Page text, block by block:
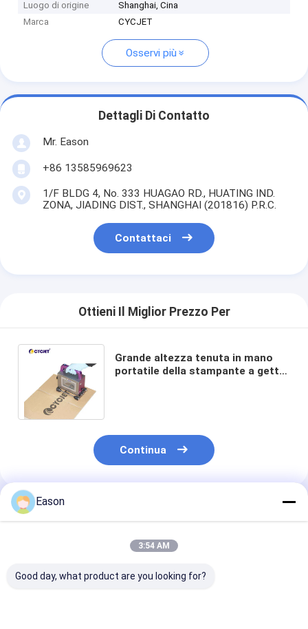
Luogo di origine
Shanghai, Cina
Marca
CYCJET
Osservi più
Dettagli Di Contatto
Mr. Eason
+86 13585969623
1/F BLDG 4, No. 333 HUAGAO RD., HUATING IND.
ZONA, JIADING DIST., SHANGHAI (201816) P.R.C.
Contattaci
Ottieni Il Miglior Prezzo Per
Grande altezza tenuta in mano
portatile della stampante a getto
Continua
Prodotti Raccomandati
Eason
3:54 AM
Good day, what product are you looking for?